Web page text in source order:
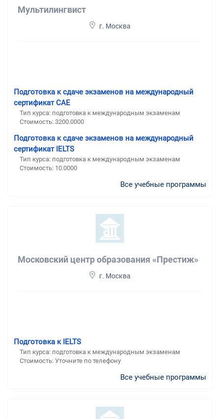
Мультилингвист
г. Москва
Подготовка к сдаче экзаменов на международный
сертификат CAE
Тип курса: подготовка к международным экзаменам
Стоимость: 3200.0000
Подготовка к сдаче экзаменов на международный
сертификат IELTS
Тип курса: подготовка к международным экзаменам
Стоимость: 10.0000
Все учебные программы
Московский центр образования «Престиж»
г. Москва
Подготовка к IELTS
Тип курса: подготовка к международным экзаменам
Стоимость: Уточните по телефону
Все учебные программы